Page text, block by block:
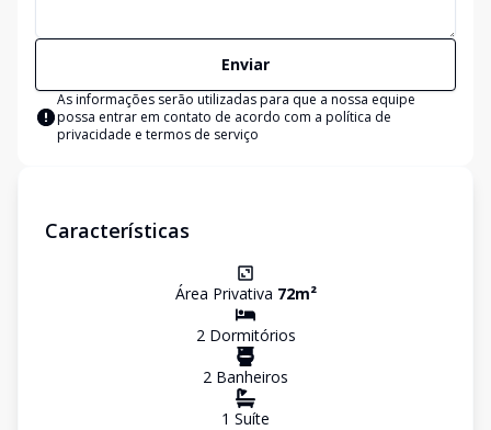
Enviar
As informações serão utilizadas para que a nossa equipe
possa entrar em contato de acordo com a política de
privacidade e termos de serviço
Características
Área Privativa 72m²
2Dormitórios
2 Banheiros
1 Suíte